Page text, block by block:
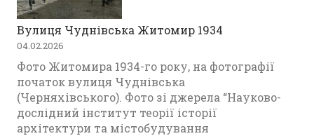
Вулиця Чуднівська Житомир 1934
04.02.2026
Фото Житомира 1934-го року, на фотографії
початок вулиця Чуднівська
(Черняхівського). Фото зі джерела “Науково-
дослідний інститут теорії історії
архітектури та містобудування